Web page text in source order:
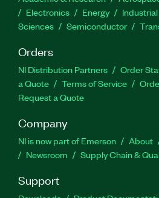
Electronics
Energy
Sciences
Semiconductor
Orders
NI Distribution Partners Order
a Quote
Terms of Service
Request a Quote
Company
NI is now part of Emerson About
Newsroom
Supply Chain &
Support